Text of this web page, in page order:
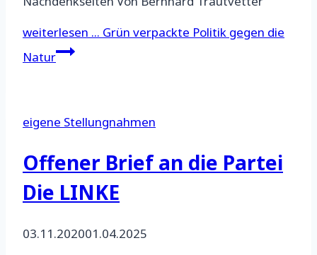
weiterlesen ... Grün verpackte Politik gegen die
Natur
eigene Stellungnahmen
Offener Brief an die Partei
Die LINKE
03.11.202001.04.2025